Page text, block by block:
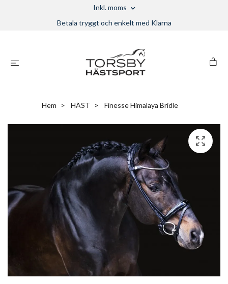
Inkl. moms
Betala tryggt och enkelt med Klarna
Hem HÄST Finesse Himalaya Bridle